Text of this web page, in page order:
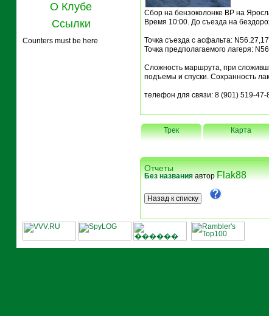
О Клубе
Ссылки
Counters must be here
Сбор на бензоколонке BP на
Время 10:00. До съезда на
Точка съезда с асфальта:
Точка предполагаемого лагеря:
Сложность маршрута, при
подъемы и спуски. Сохранность
телефон для связи: 8 (901) 519-47-
Трек Карта
Отчеты
Без названияавторFlak88